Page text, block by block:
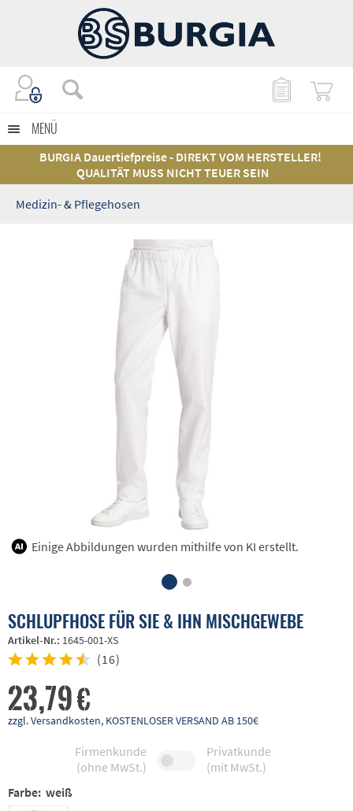
MENÜ
BURGIA Dauertiefpreise - DIREKT VOM HERSTELLER!
QUALITÄT MUSS NICHT TEUER SEIN
Medizin- & Pflegehosen
Einige Abbildungen wurden mithilfe von KI erstellt.
SCHLUPFHOSE FÜR SIE & IHN MISCHGEWEBE
Artikel-Nr.: 1645-001-XS
(16)
23,79 €
zzgl. Versandkosten, KOSTENLOSER VERSAND AB 150€
Firmenkunde
(ohne MwSt.)
Privatkunde
(mit MwSt.)
Farbe: weiß